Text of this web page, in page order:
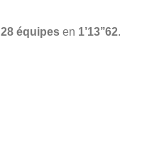
28 équipes en 1’13’’62.